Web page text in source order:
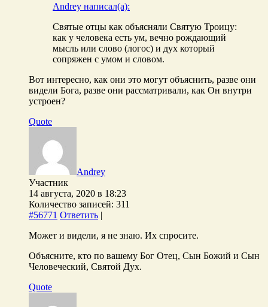
Andrey написал(а):
Святые отцы как объясняли Святую Троицу:
как у человека есть ум, вечно рождающий
мысль или слово (логос) и дух который
сопряжен с умом и словом.
Вот интересно, как они это могут объяснить, разве они
видели Бога, разве они рассматривали, как Он внутри
устроен?
Quote
Andrey
Участник
14 августа, 2020 в 18:23
Количество записей: 311
#56771 Ответить |
Может и видели, я не знаю. Их спросите.
Объясните, кто по вашему Бог Отец, Сын Божий и Сын
Человеческий, Святой Дух.
Quote